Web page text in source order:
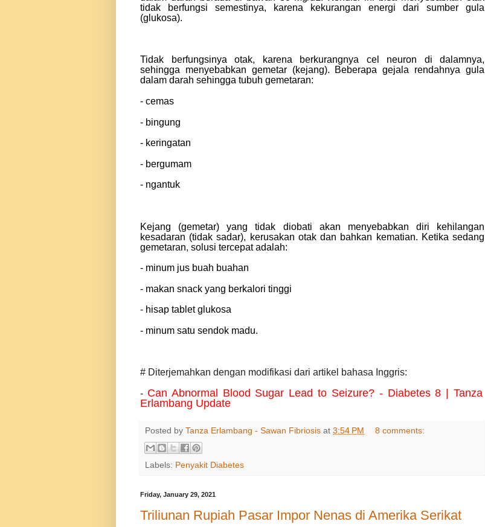
tidak berfungsi semestinya, karena kekurangan energi dari sumber gula
(glukosa).
Tidak berfungsinya otak, karena berkurangnya cel neuron di dalamnya,
sehingga menyebabkan gemetar (kejang). Beberapa gejala rendahnya gula
dalam darah sehingga tubuh gemetaran:
- cemas
- bingung
- keringatan
- bergumam
- ngantuk
Kejang (gemetar) yang tidak diobati akan menyebabkan diri kehilangan
kesadaran (tidak sadar), kerusakan otak dan bahkan kematian. Ketika sedang
gemetaran, solusi tercepat adalah:
- minum jus buah buahan
- makan snack yang berkalori tinggi
- hisap tablet glukosa
- minum satu sendok madu.
# Diterjemahkan dengan modifikasi dari artikel bahasa Inggris:
- Can Abnormal Blood Sugar Lead to Seizure? - Diabetes 8 | Tanza
Erlambang Update
Posted by Tanza Erlambang - Sawan Fibriosis at 3:54 PM 8 comments:
Labels: Penyakit Diabetes
Friday, January 29, 2021
Triliunan Rupiah Pasar Impor Nenas di Amerika Serikat